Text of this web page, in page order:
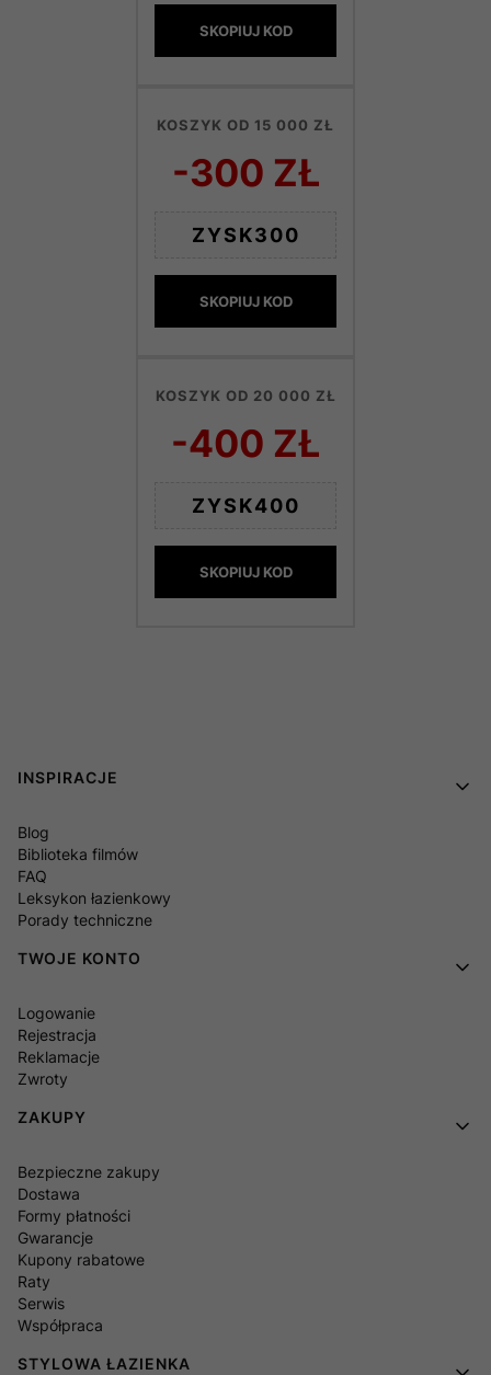
SKOPIUJ KOD
KOSZYK OD 15 000 ZŁ
-300 ZŁ
ZYSK300
SKOPIUJ KOD
KOSZYK OD 20 000 ZŁ
-400 ZŁ
ZYSK400
SKOPIUJ KOD
Linki w stopce
INSPIRACJE
Blog
Biblioteka filmów
FAQ
Leksykon łazienkowy
Porady techniczne
TWOJE KONTO
Logowanie
Rejestracja
Reklamacje
Zwroty
ZAKUPY
Bezpieczne zakupy
Dostawa
Formy płatności
Gwarancje
Kupony rabatowe
Raty
Serwis
Współpraca
STYLOWA ŁAZIENKA